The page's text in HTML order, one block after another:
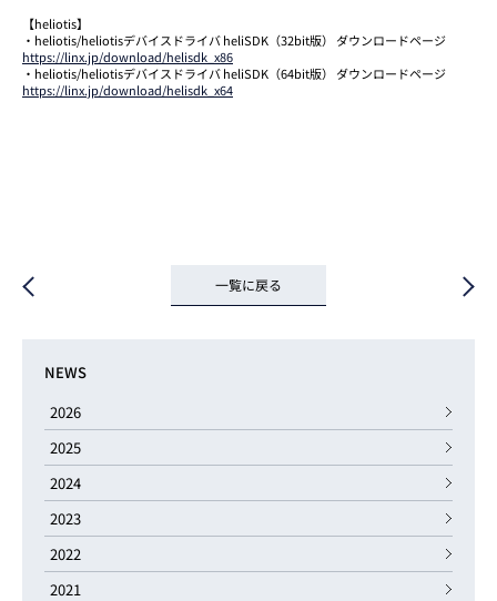
【heliotis】
・heliotis/heliotisデバイスドライバ heliSDK（32bit版） ダウンロードページ
https://linx.jp/download/helisdk_x86
・heliotis/heliotisデバイスドライバ heliSDK（64bit版） ダウンロードページ
https://linx.jp/download/helisdk_x64
一覧に戻る
NEWS
2026
2025
2024
2023
2022
2021